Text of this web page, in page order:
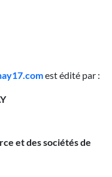
est édité par :
et des sociétés de